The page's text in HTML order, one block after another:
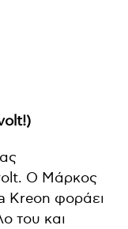
Ο Mάρκος
Kreon φοράει
του και